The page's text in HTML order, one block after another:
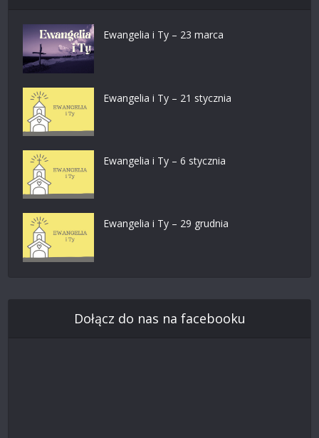
Ewangelia i Ty – 23 marca
Ewangelia i Ty – 21 stycznia
Ewangelia i Ty – 6 stycznia
Ewangelia i Ty – 29 grudnia
Dołącz do nas na facebooku